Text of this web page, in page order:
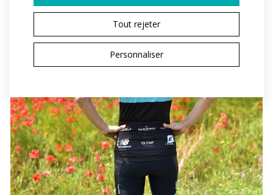
Tout rejeter
Personnaliser